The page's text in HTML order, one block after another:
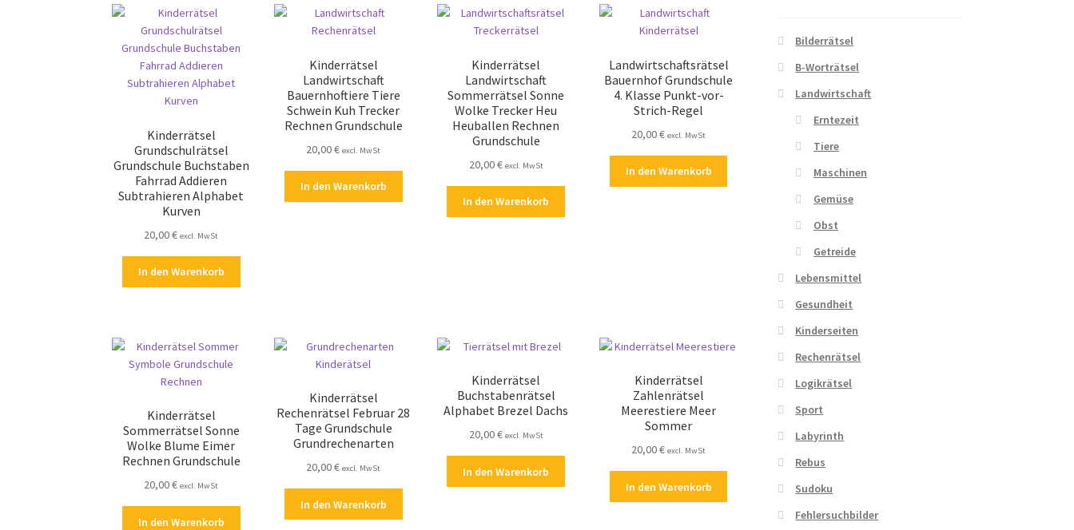
Kinderrätsel
Grundschulrätsel
Grundschule Buchstaben
Fahrrad Addieren
Subtrahieren Alphabet
Kurven
20,00€ excl. MwSt
In den Warenkorb
Kinderrätsel
Landwirtschaft
Bauernhoftiere Tiere
Schwein Kuh Trecker
Rechnen Grundschule
20,00€ excl. MwSt
In den Warenkorb
Kinderrätsel
Landwirtschaft
Sommerrätsel Sonne
Wolke Trecker Heu
Heuballen Rechnen
Grundschule
20,00€ excl. MwSt
In den Warenkorb
Landwirtschaftsrätsel
Bauernhof Grundschule
4. Klasse Punkt-vor-
Strich-Regel
20,00€ excl. MwSt
In den Warenkorb
Kinderrätsel
Sommerrätsel Sonne
Wolke Blume Eimer
Rechnen Grundschule
20,00€ excl. MwSt
In den Warenkorb
Kinderrätsel
Rechenrätsel Februar 28
Tage Grundschule
Grundrechenarten
20,00€ excl. MwSt
In den Warenkorb
Kinderrätsel
Buchstabenrätsel
Alphabet Brezel Dachs
20,00€ excl. MwSt
In den Warenkorb
Kinderrätsel
Zahlenrätsel
Meerestiere Meer
Sommer
20,00€ excl. MwSt
In den Warenkorb
Bilderrätsel
B-Worträtsel
Landwirtschaft
Erntezeit
Tiere
Maschinen
Gemüse
Obst
Getreide
Lebensmittel
Gesundheit
Kinderseiten
Rechenrätsel
Logikrätsel
Sport
Labyrinth
Rebus
Sudoku
Fehlersuchbilder